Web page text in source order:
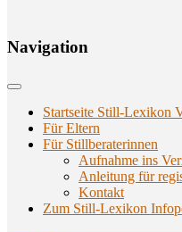
Navi­ga­ti­on
Startseite Still-Lexikon
Für Eltern
Für Stillberaterinnen
Aufnahme ins
Anlei­tung für
Kon­takt
Zum Still-Lexikon